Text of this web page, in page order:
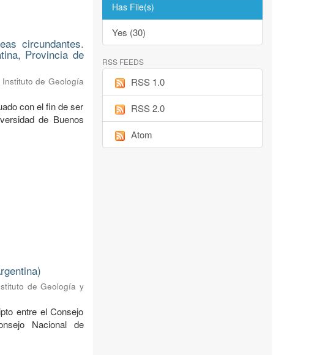
circundantes.
Provincia de
de Geología
con el fin de ser
de Buenos
de Geología y
entre el Consejo
Nacional de
Has File(s)
Yes (30)
RSS FEEDS
RSS 1.0
RSS 2.0
Atom